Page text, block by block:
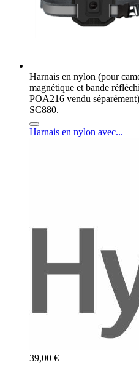
Harnais en nylon (pour
magnétique et bande
POA216 vendu
SC880.
Harnais en nylon avec...
39,00 €